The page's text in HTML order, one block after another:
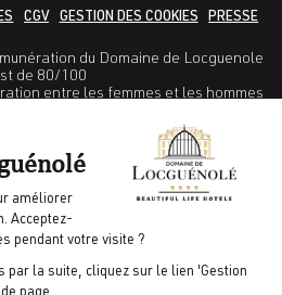
CGV GESTION DES COOKIES PRESSE
du Domaine de Locguenole
de 80/100
entre les femmes et les hommes
entre les femmes et les
augmentées dans l’année
congé maternité : non calculable
du sexe sous-représentés parmi les
rémunérations 5/10
| WORLDSPAN : WBNB09